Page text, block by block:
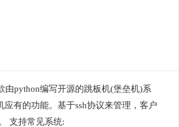
由python编写开源的跳板机(堡垒机)系
应有的功能。基于ssh协议来管理，客户
支持常见系统: